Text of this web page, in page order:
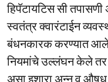
हिपॅटायटिस सी
स्वतंत्र क्वारंटाईन
बंधनकारक करण्यात आले
नियमांचे उल्लंघन केले तर
असा इशारा अन्न व